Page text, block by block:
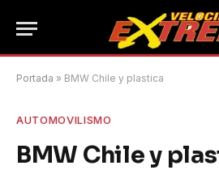
Portada » BMW Chile y plastica
AUTOMOVILISMO
BMW Chile y